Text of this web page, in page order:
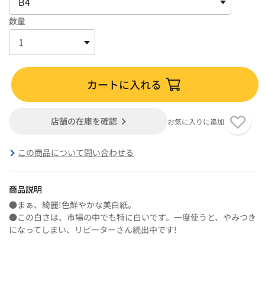
数量
カートに入れる
店舗の在庫を確認 お気に入りに追加
この商品について問い合わせる
商品説明
●まぁ、綺麗!色鮮やかな美白紙。
●この白さは、市場の中でも特に白いです。一度使うと、やみつき
になってしまい、リピーターさん続出中です!